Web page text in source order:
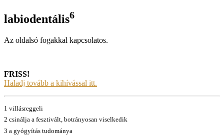
labiodentális6
Az oldalsó fogakkal kapcsolatos.
FRISS!
Haladj tovább a kihívással itt.
1 villásreggeli
2 csinálja a fesztivált, botrányosan viselkedik
3 a gyógyítás tudománya